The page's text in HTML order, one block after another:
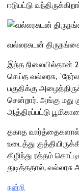
ஈடுபட்டு
வல்லரசுடன்
இந்த நிலையில்தான்
செய்த வல்லரசு,
பகுதிக்கு
சென்றார். அங்கு மது
ஆத்திரப்பட்டு
தகாத வார்த்தைகளால்
உடைத்து
கிழிந்து ரத்தம்
துடித்ததால், வல்லரசு
நன்றி